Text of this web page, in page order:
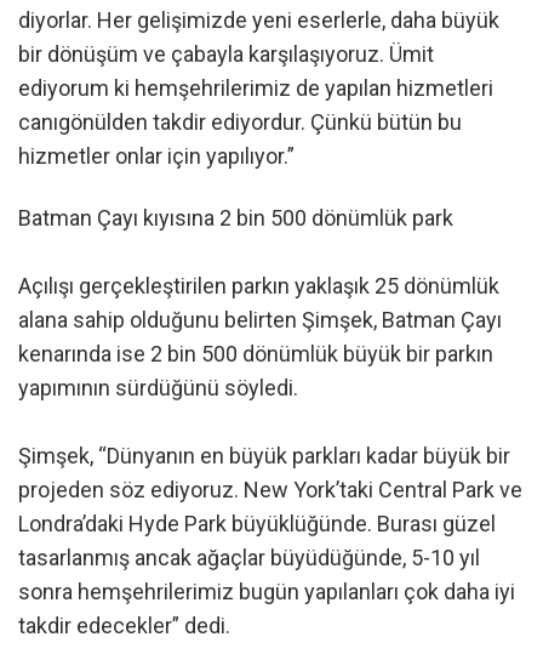
diyorlar. Her gelişimizde yeni eserlerle, daha büyük
bir dönüşüm ve çabayla karşılaşıyoruz. Ümit
ediyorum ki hemşehrilerimiz de yapılan hizmetleri
canıgönülden takdir ediyordur. Çünkü bütün bu
hizmetler onlar için yapılıyor.”
Batman Çayı kıyısına 2 bin 500 dönümlük park
Açılışı gerçekleştirilen parkın yaklaşık 25 dönümlük
alana sahip olduğunu belirten Şimşek, Batman Çayı
kenarında ise 2 bin 500 dönümlük büyük bir parkın
yapımının sürdüğünü söyledi.
Şimşek, “Dünyanın en büyük parkları kadar büyük bir
projeden söz ediyoruz. New York’taki Central Park ve
Londra’daki Hyde Park büyüklüğünde. Burası güzel
tasarlanmış ancak ağaçlar büyüdüğünde, 5-10 yıl
sonra hemşehrilerimiz bugün yapılanları çok daha iyi
takdir edecekler” dedi.